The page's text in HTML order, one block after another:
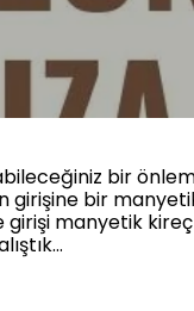
bir
girişine bir
manyetik